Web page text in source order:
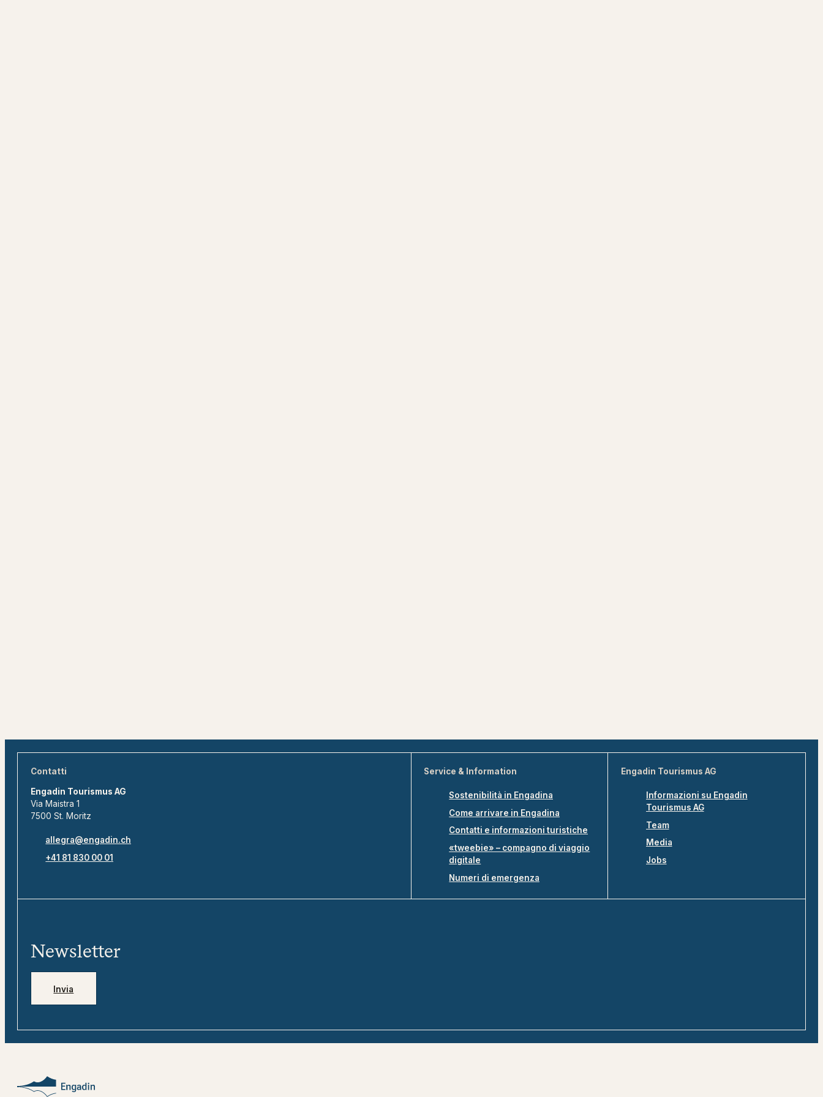
Contatti
Engadin Tourismus AG
Via Maistra 1
7500 St. Moritz
allegra@engadin.ch
+41 81 830 00 01
Service & Information
Sostenibilità in Engadina
Come arrivare in Engadina
Contatti e informazioni turistiche
«tweebie» – compagno di viaggio
digitale
Numeri di emergenza
Engadin Tourismus AG
Informazioni su Engadin
Tourismus AG
Team
Media
Jobs
Newsletter
Invia